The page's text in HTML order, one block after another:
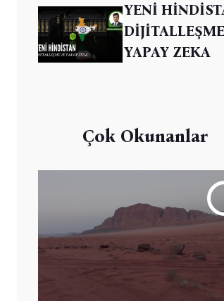
YENİ
YAPAY ZEKA
Çok Okunanlar